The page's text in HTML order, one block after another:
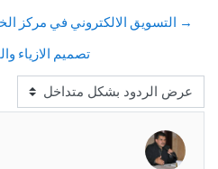
→ التسويق الالكتروني في مركز
تصميم الازياء
نمط العرض